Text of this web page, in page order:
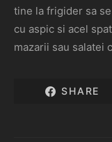
tine la frigider sa
cu aspic si acel
mazarii sau salatei
SHARE